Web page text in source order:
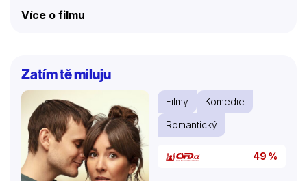
nebezpečí.
Více o filmu
Zatím tě miluju
Filmy
Komedie
Romantický
49 %